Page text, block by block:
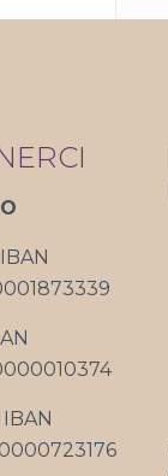
IBAN